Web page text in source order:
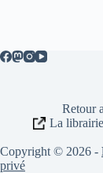
Retour
La
Copyright © 2026 -
privé